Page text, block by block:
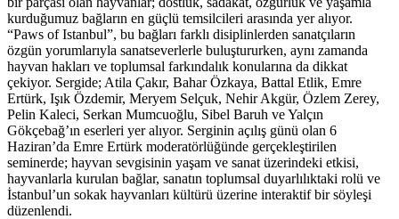
kurduğumuz bağların en güçlü temsilcileri arasında yer alıyor.
“Paws of Istanbul”, bu bağları farklı disiplinlerden sanatçıların
özgün yorumlarıyla sanatseverlerle buluştururken, aynı zamanda
hayvan hakları ve toplumsal farkındalık konularına da dikkat
çekiyor. Sergide; Atila Çakır, Bahar Özkaya, Battal Etlik, Emre
Ertürk, Işık Özdemir, Meryem Selçuk, Nehir Akgür, Özlem Zerey,
Pelin Kaleci, Serkan Mumcuoğlu, Sibel Baruh ve Yalçın
Gökçebağ’ın eserleri yer alıyor. Serginin açılış günü olan 6
Haziran’da Emre Ertürk moderatörlüğünde gerçekleştirilen
seminerde; hayvan sevgisinin yaşam ve sanat üzerindeki etkisi,
hayvanlarla kurulan bağlar, sanatın toplumsal duyarlılıktaki rolü ve
İstanbul’un sokak hayvanları kültürü üzerine interaktif bir söyleşi
düzenlendi.